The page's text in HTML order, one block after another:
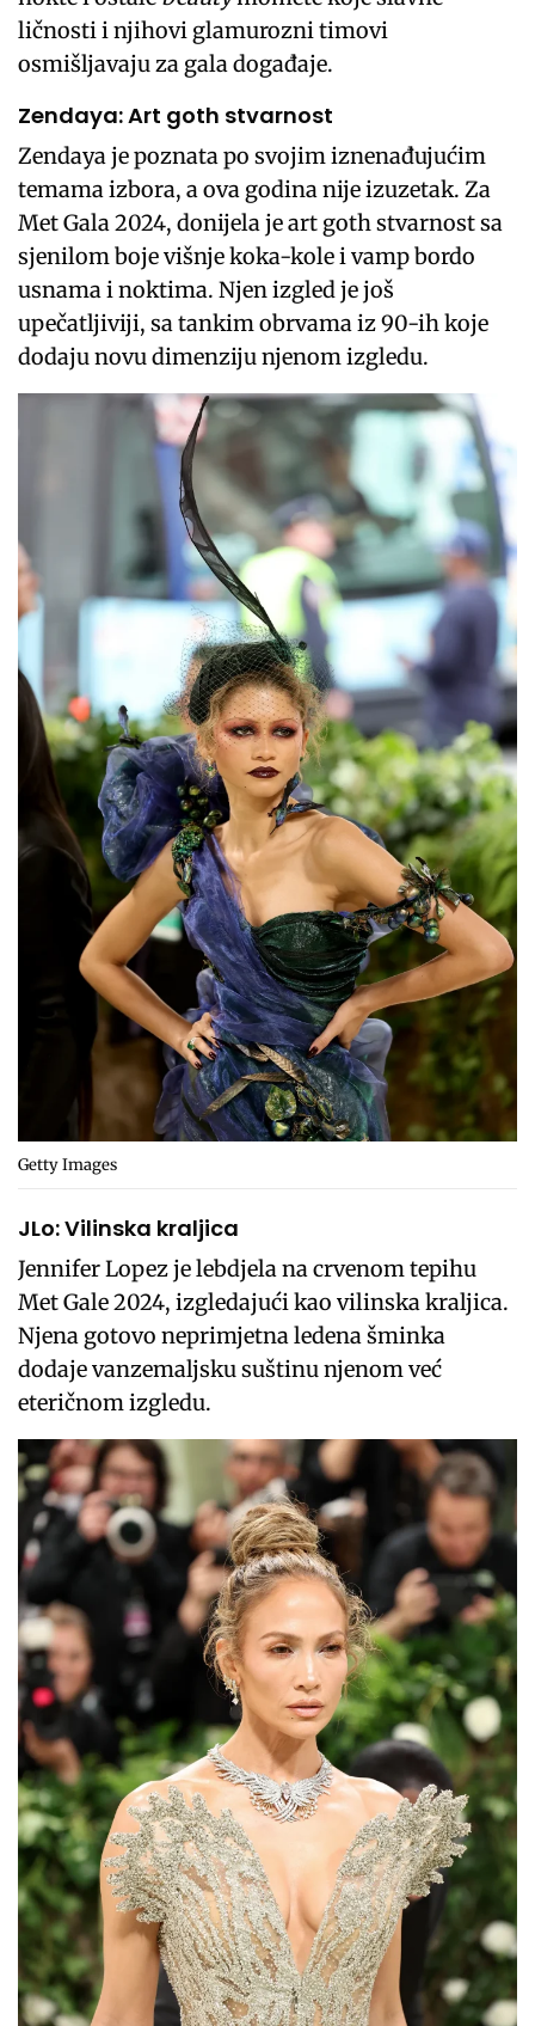
ličnosti i njihovi glamurozni timovi
osmišljavaju za gala događaje.
Zendaya: Art goth stvarnost
Zendaya je poznata po svojim iznenađujućim
temama izbora, a ova godina nije izuzetak. Za
Met Gala 2024, donijela je art goth stvarnost sa
sjenilom boje višnje koka-kole i vamp bordo
usnama i noktima. Njen izgled je još
upečatljiviji, sa tankim obrvama iz 90-ih koje
dodaju novu dimenziju njenom izgledu.
Getty Images
JLo: Vilinska kraljica
Jennifer Lopez je lebdjela na crvenom tepihu
Met Gale 2024, izgledajući kao vilinska kraljica.
Njena gotovo neprimjetna ledena šminka
dodaje vanzemaljsku suštinu njenom već
eteričnom izgledu.